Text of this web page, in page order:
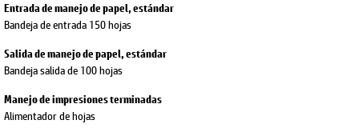
Entrada de manejo de papel, estándar
Bandeja de entrada 150 hojas
Salida de manejo de papel, estándar
Bandeja salida de 100 hojas
Manejo de impresiones terminadas
Alimentador de hojas